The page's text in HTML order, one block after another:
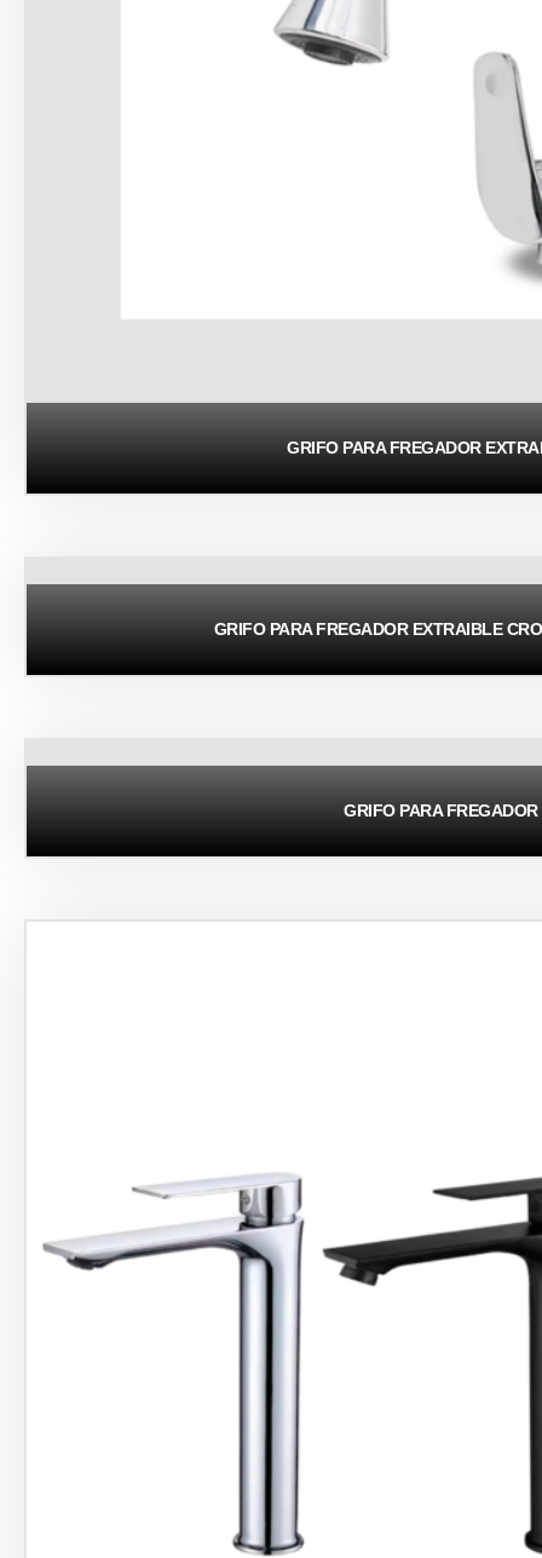
GRIFO PARA FREGADOR
GRIFO PARA FREGADOR EXTRAIBLE
GRIFO PARA